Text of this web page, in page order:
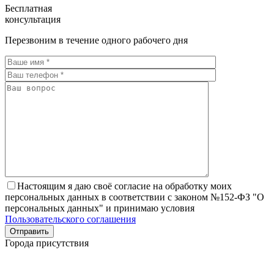
Бесплатная
консультация
Перезвоним в течение одного рабочего дня
Настоящим я даю своё согласие на обработку моих
персональных данных в соответствии с законом №152-ФЗ "О
персональных данных" и принимаю условия
Пользовательского соглашения
Города присутствия